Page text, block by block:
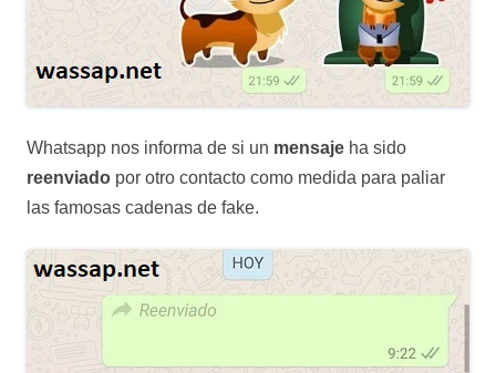
Whatsapp nos informa de si un mensaje ha sido
reenviado por otro contacto como medida para paliar
las famosas cadenas de fake.